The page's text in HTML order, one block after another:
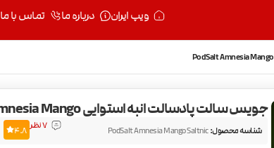
ویپ ایران درباره ما تماس با ما
جویس سالت پادسالت انبه استوایی PodSalt Amnesia Mango
شناسه محصول:PodSalt Amnesia Mango Saltnic 7 نظر 4.8